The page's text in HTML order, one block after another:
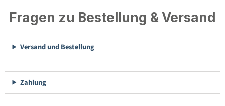
Fragen zu Bestellung & Versand
Versand und Bestellung
Zahlung